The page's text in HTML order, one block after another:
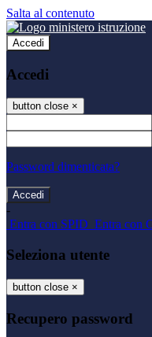
Salta al contenuto
Accedi
Accedi
button close ×
Password dimenticata?
-
Entra con SPID Entra con
Seleziona utente
button close ×
Recupero password